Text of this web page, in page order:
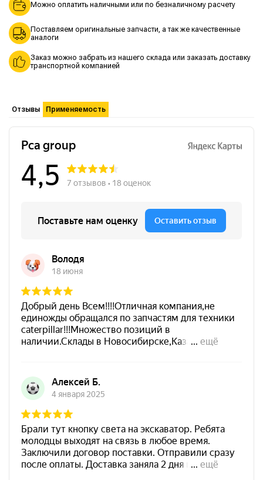
Можно оплатить наличными или по безналичному расчету
Поставляем оригинальные запчасти, а так же качественные
аналоги
Заказ можно забрать из нашего склада или заказать доставку
транспортной компанией
Отзывы Применяемость